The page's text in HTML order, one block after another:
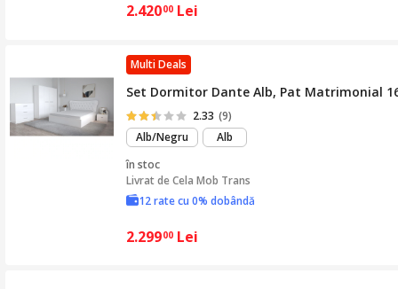
2.42000 Lei
Multi Deals
Set Dormitor Dante Alb, Pat Matrimonial
2.33 (9)
Alb/Negru
Alb
în stoc
Livrat deCela Mob Trans
12 rate cu 0% dobândă
2.29900 Lei